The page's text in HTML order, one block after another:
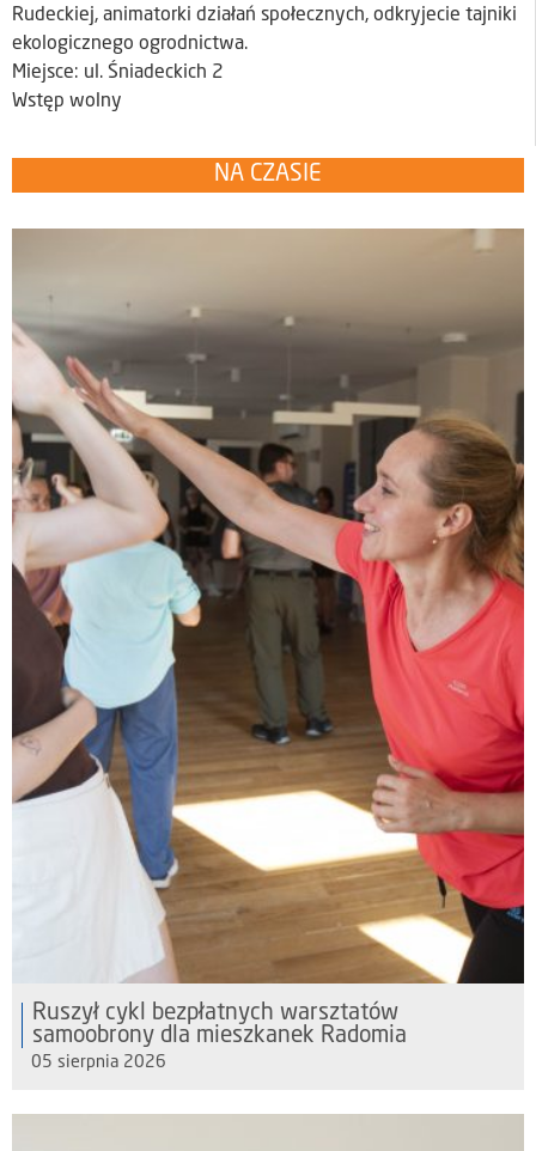
Rudeckiej, animatorki działań społecznych, odkryjecie tajniki
ekologicznego ogrodnictwa.
Miejsce: ul. Śniadeckich 2
Wstęp wolny
NA CZASIE
Ruszył cykl bezpłatnych warsztatów
samoobrony dla mieszkanek Radomia
05 sierpnia 2026